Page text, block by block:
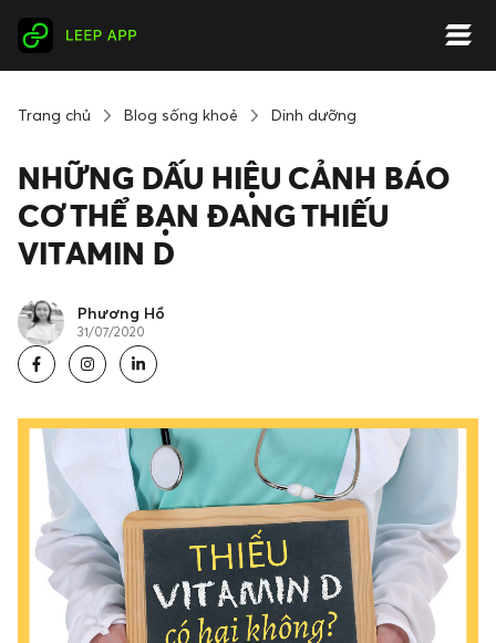
Trang chủ Blog sống khoẻ Dinh dưỡng
NHỮNG DẤU HIỆU CẢNH BÁO
CƠ THỂ BẠN ĐANG THIẾU
VITAMIN D
Phương Hồ
31/07/2020